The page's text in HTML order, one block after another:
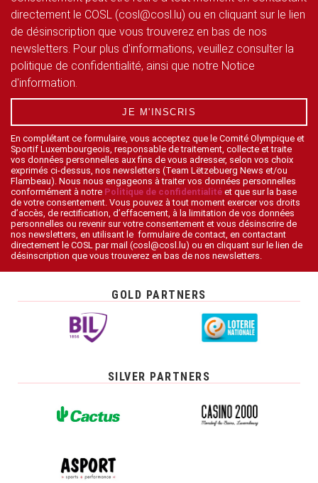
directement le COSL (cosl@cosl.lu) ou en cliquant sur le lien
de désinscription que vous trouverez en bas de nos
newsletters. Pour plus d'informations, veuillez consulter la
politique de confidentialité, ainsi que notre Notice
d'information.
JE M'INSCRIS
En complétant ce formulaire, vous acceptez que le Comité Olympique et
Sportif Luxembourgeois, responsable de traitement, collecte et traite
vos données personnelles aux fins de vous adresser, selon vos choix
exprimés ci-dessus, nos newsletters (Team Lëtzebuerg News et/ou
Flambeau). Nous nous engageons à traiter vos données personnelles
conformément à notre Politique de confidentialité et que sur la base
de votre consentement. Vous pouvez à tout moment exercer vos droits
d’accès, de rectification, d’effacement, à la limitation de vos données
personnelles ou revenir sur votre consentement et vous désinscrire de
nos newsletters, en utilisant le formulaire de contact, en contactant
directement le COSL par mail (cosl@cosl.lu) ou en cliquant sur le lien de
désinscription que vous trouverez en bas de nos newsletters.
GOLD PARTNERS
SILVER PARTNERS